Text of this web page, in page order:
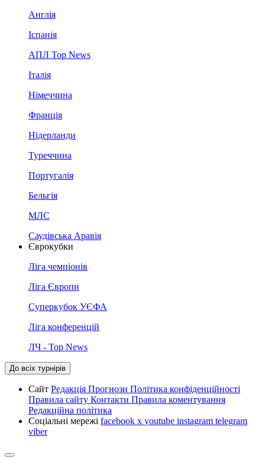
Англія
Іспанія
АПЛ Top News
Італія
Німеччина
Франція
Нідерланди
Туреччина
Португалія
Бельгія
МЛС
Саудівська Аравія
Єврокубки
Ліга чемпіонів
Ліга Європи
Суперкубок УЄФА
Ліга конференцій
ЛЧ - Top News
До всіх турнірів
Сайт Редакція Прогнози Політика конфіденційності
Правила сайту Контакти Правила коментування
Редакційна політика
Соціальні мережі facebook x youtube instagram telegram
viber